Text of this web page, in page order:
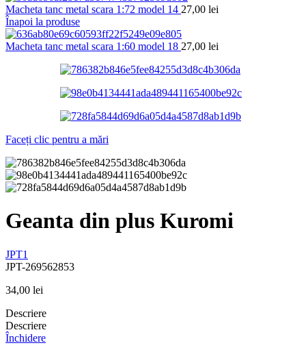
Macheta tanc metal scara 1:72 model 14 27,00 lei
Înapoi la produse
Macheta tanc metal scara 1:60 model 18 27,00 lei
Faceți clic pentru a mări
Geanta din plus Kuromi
JPT1
JPT-269562853
34,00 lei
Descriere
Descriere
Închidere